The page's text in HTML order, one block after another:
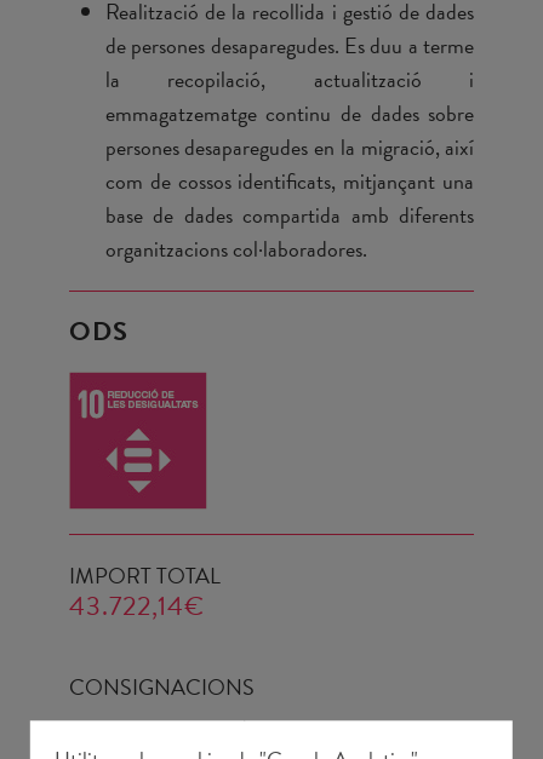
Realització de la recollida i gestió de dades
de persones desaparegudes. Es duu a terme
la recopilació, actualització i
emmagatzematge continu de dades sobre
persones desaparegudes en la migració, així
com de cossos identificats, mitjançant una
base de dades compartida amb diferents
organitzacions col·laboradores.
ODS
IMPORT TOTAL
43.722,14€
CONSIGNACIONS
Consell de Mallorca| 43.722,14 €